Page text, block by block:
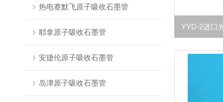
热电赛默飞原子吸收石墨管
耶拿原子吸收石墨管
安捷伦原子吸收石墨管
岛津原子吸收石墨管